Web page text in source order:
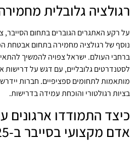
רגולציה גלובלית
נוסף של רגולציה מחמירה בתחום אבטחת
ברחבי העולם. ישראל צפויה להמשיך
לסטנדרטים גלובליים, עם דגש על דרישות
מותאמות לתחומים ספציפיים. חברות
בציות רגולטורי והוכחת עמידה בדרישות.
כיצד התמודדו ארגונים
אדם מקצועי בסייבר ב-2025?